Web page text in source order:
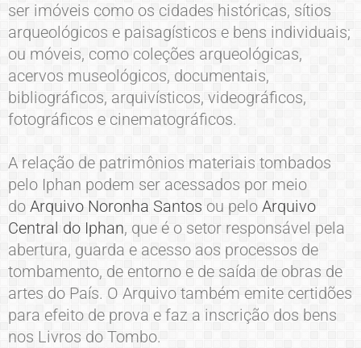
ser imóveis como os cidades históricas, sítios
arqueológicos e paisagísticos e bens individuais;
ou móveis, como coleções arqueológicas,
acervos museológicos, documentais,
bibliográficos, arquivísticos, videográficos,
fotográficos e cinematográficos.
A relação de patrimônios materiais tombados
pelo Iphan podem ser acessados por meio
do Arquivo Noronha Santos ou pelo Arquivo
Central do Iphan, que é o setor responsável pela
abertura, guarda e acesso aos processos de
tombamento, de entorno e de saída de obras de
artes do País. O Arquivo também emite certidões
para efeito de prova e faz a inscrição dos bens
nos Livros do Tombo.